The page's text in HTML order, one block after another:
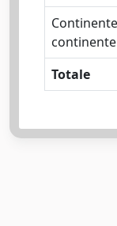
Totale